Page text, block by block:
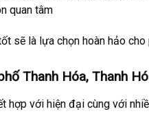
quan tâm
sẽ là lựa chọn hoàn hảo
Thanh Hóa, Thanh
hợp với hiện đại cùng với